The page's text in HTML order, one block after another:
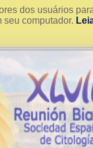
dos usuários
computador.